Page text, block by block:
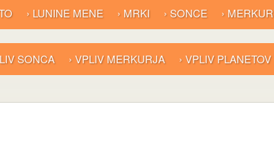
› LUNINE MENE › MRKI › SONCE › MERKUR
SONCA › VPLIV MERKURJA › VPLIV PLANETOV